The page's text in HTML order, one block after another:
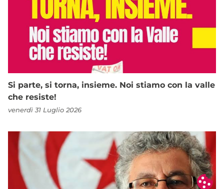
Si parte, si torna, insieme. Noi stiamo con la valle
che resiste!
venerdì 31 Luglio 2026